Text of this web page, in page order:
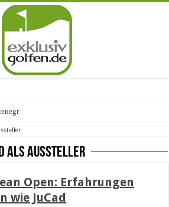
ers
als Aussteller
Open: Erfahrungen
wie JuCad